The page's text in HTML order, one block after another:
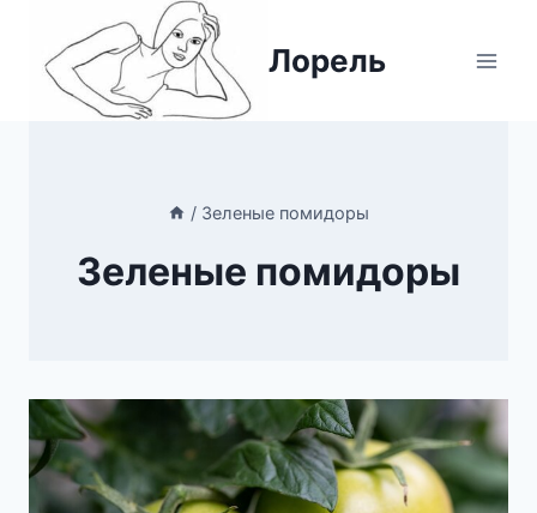
содержимому
Лорель
/ Зеленые помидоры
Зеленые помидоры